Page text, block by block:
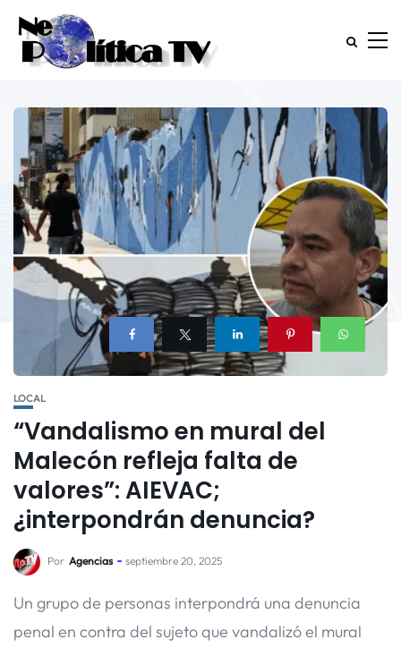
LOCAL
“Vandalismo en mural del
Malecón refleja falta de
valores”: AIEVAC;
¿interpondrán denuncia?
Por Agencias septiembre 20, 2025
Un grupo de personas interpondrá una denuncia
penal en contra del sujeto que vandalizó el mural